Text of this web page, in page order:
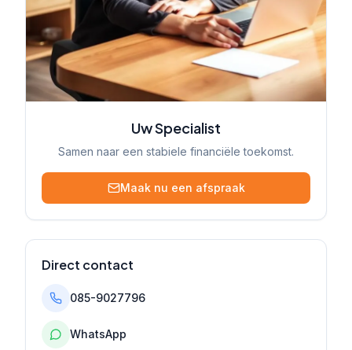
Uw Specialist
Samen naar een stabiele financiële toekomst.
Maak nu een afspraak
Direct contact
085-9027796
WhatsApp